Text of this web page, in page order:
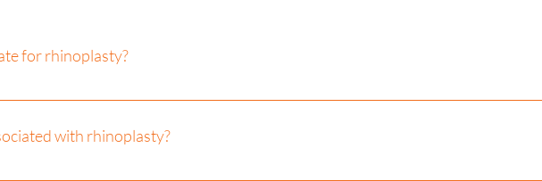
for rhinoplasty?
is a healthy, non-smoking individual with realistic expectations
Before making a decision, a thorough consultation with a qualified plastic
with rhinoplasty?